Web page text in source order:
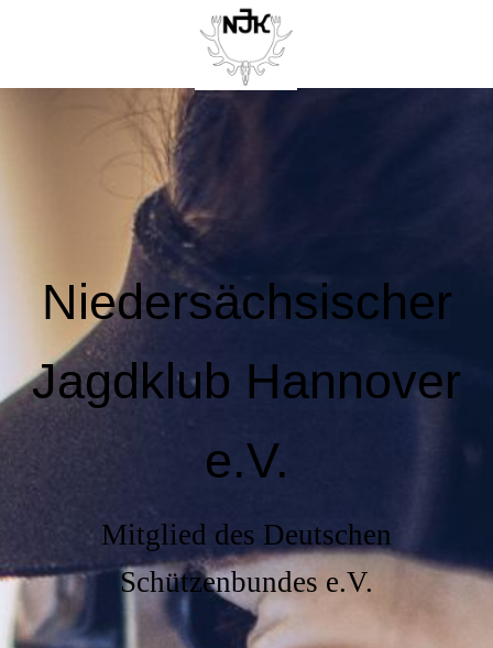
Niedersächsischer
Jagdklub Hannover
e.V.
Mitglied des Deutschen
Schützenbundes e.V.